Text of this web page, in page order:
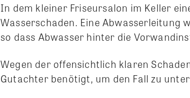
In dem kleiner Friseursalon im Keller
Wasserschaden. Eine Abwasserleitung
so dass Abwasser hinter die
Wegen der offensichtlich klaren
Gutachter benötigt, um den Fall zu